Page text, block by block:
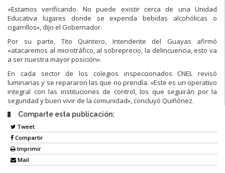
«Estamos verificando. No puede existir cerca de una Unidad
Educativa lugares donde se expenda bebidas alcohólicas o
cigarrillos», dijo el Gobernador.
Por su parte, Tito Quintero, Intendente del Guayas afirmó
«atacaremos al microtráfico, al sobreprecio, la delincuencia, esto va
a ser nuestra mayor posición».
En cada sector de los colegios inspeccionados CNEL revisó
luminarias y se repararon las que no prendía. «Este es un operativo
integral con las instituciones de control, los que seguirán por la
seguridad y buen vivir de la comunidad», concluyó Quiñónez.
Comparte esta publicación:
Tweet
Compartir
Imprimir
Mail